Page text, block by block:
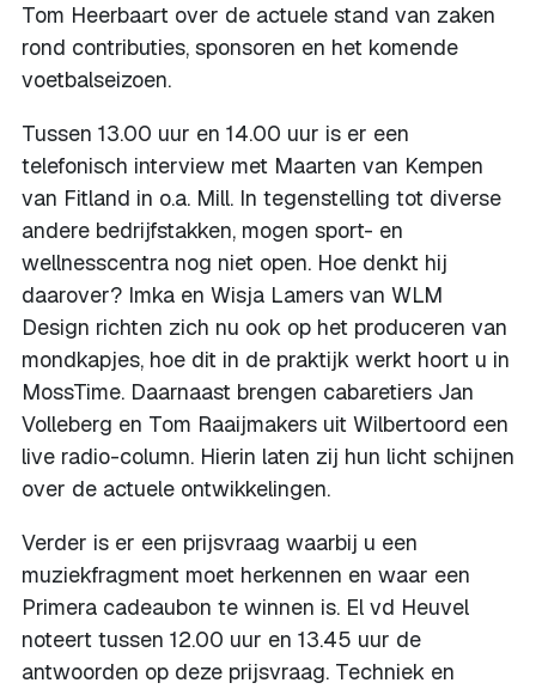
Tom Heerbaart over de actuele stand van zaken
rond contributies, sponsoren en het komende
voetbalseizoen.
Tussen 13.00 uur en 14.00 uur is er een
telefonisch interview met Maarten van Kempen
van Fitland in o.a. Mill. In tegenstelling tot diverse
andere bedrijfstakken, mogen sport- en
wellnesscentra nog niet open. Hoe denkt hij
daarover? Imka en Wisja Lamers van WLM
Design richten zich nu ook op het produceren van
mondkapjes, hoe dit in de praktijk werkt hoort u in
MossTime. Daarnaast brengen cabaretiers Jan
Volleberg en Tom Raaijmakers uit Wilbertoord een
live radio-column. Hierin laten zij hun licht schijnen
over de actuele ontwikkelingen.
Verder is er een prijsvraag waarbij u een
muziekfragment moet herkennen en waar een
Primera cadeaubon te winnen is. El vd Heuvel
noteert tussen 12.00 uur en 13.45 uur de
antwoorden op deze prijsvraag. Techniek en